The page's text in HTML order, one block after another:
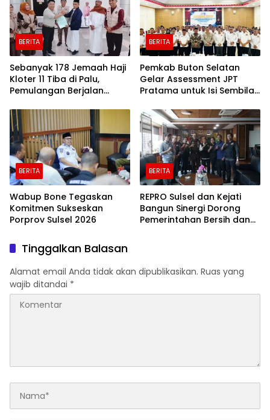
BERITA
Sebanyak 178 Jemaah Haji
Kloter 11 Tiba di Palu,
Pemulangan Berjalan
BERITA
Pemkab Buton Selatan
Gelar Assessment JPT
Pratama untuk Isi Sembilan
BERITA
Wabup Bone Tegaskan
Komitmen Sukseskan
Porprov Sulsel 2026
BERITA
REPRO Sulsel dan Kejati
Bangun Sinergi Dorong
Pemerintahan Bersih dan
Tinggalkan Balasan
Alamat email Anda tidak akan dipublikasikan. Ruas yang
wajib ditandai *